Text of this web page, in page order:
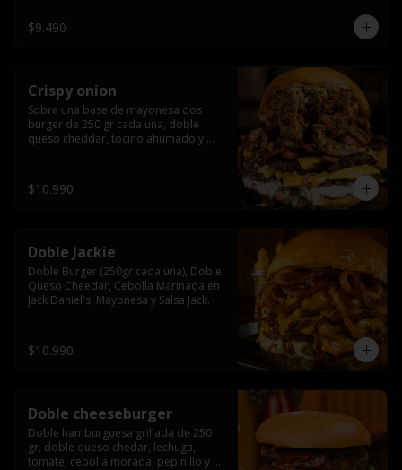
$9.490
Crispy onion
Sobre una base de mayonesa dos
burger de 250 gr cada una, doble
queso cheddar, tocino ahumado y
$10.990
Doble Jackie
Doble Burger (250gr cada una), Doble
Queso Cheedar, Cebolla Marinada en
Jack Daniel's, Mayonesa y Salsa Jack.
$10.990
Doble cheeseburger
Doble hamburguesa grillada de 250
gr, doble queso chedar, lechuga,
tomate, cebolla morada, pepinillo y